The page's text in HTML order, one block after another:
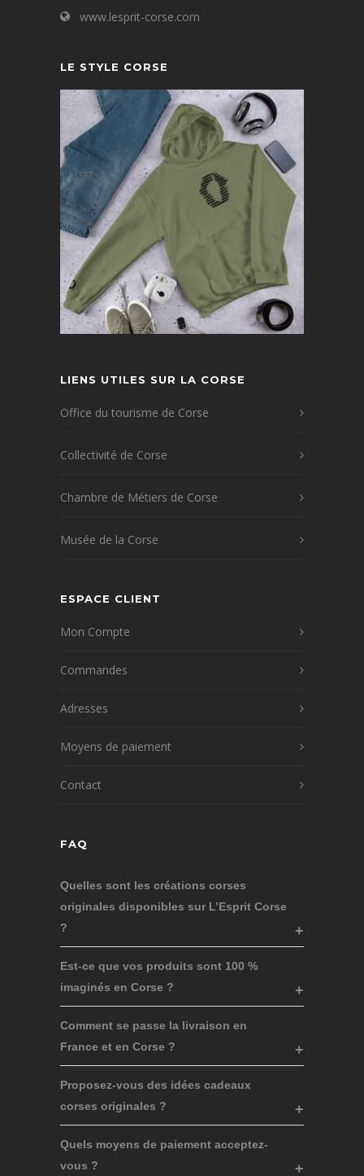
www.lesprit-corse.com
LE STYLE CORSE
LIENS UTILES SUR LA CORSE
Office du tourisme de Corse
Collectivité de Corse
Chambre de Métiers de Corse
Musée de la Corse
ESPACE CLIENT
Mon Compte
Commandes
Adresses
Moyens de paiement
Contact
FAQ
Quelles sont les créations corses
originales disponibles sur L’Esprit Corse
?
Est-ce que vos produits sont 100 %
imaginés en Corse ?
Comment se passe la livraison en
France et en Corse ?
Proposez-vous des idées cadeaux
corses originales ?
Quels moyens de paiement acceptez-
vous ?